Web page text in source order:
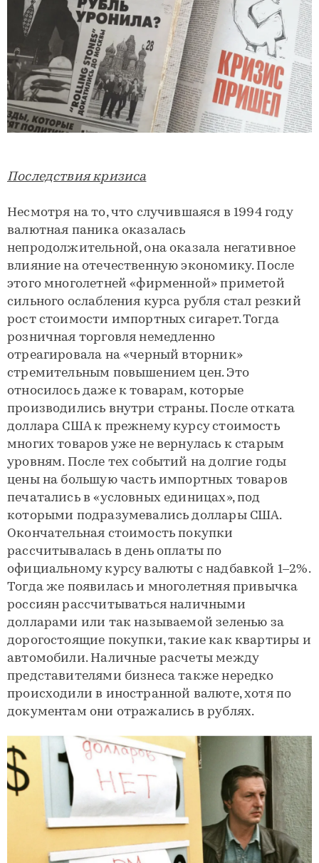
Последствия кризиса
Несмотря на то, что случившаяся в 1994 году
валютная паника оказалась
непродолжительной, она оказала негативное
влияние на отечественную экономику. После
этого многолетней «фирменной» приметой
сильного ослабления курса рубля стал резкий
рост стоимости импортных сигарет. Тогда
розничная торговля немедленно
отреагировала на «черный вторник»
стремительным повышением цен. Это
относилось даже к товарам, которые
производились внутри страны. После отката
доллара США к прежнему курсу стоимость
многих товаров уже не вернулась к старым
уровням. После тех событий на долгие годы
цены на большую часть импортных товаров
печатались в «условных единицах», под
которыми подразумевались доллары США.
Окончательная стоимость покупки
рассчитывалась в день оплаты по
официальному курсу валюты с надбавкой 1–2%.
Тогда же появилась и многолетняя привычка
россиян рассчитываться наличными
долларами или так называемой зеленью за
дорогостоящие покупки, такие как квартиры и
автомобили. Наличные расчеты между
представителями бизнеса также нередко
происходили в иностранной валюте, хотя по
документам они отражались в рублях.